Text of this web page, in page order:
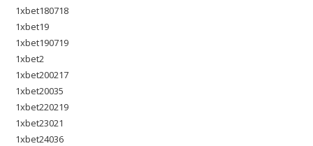
1xbet180718
1xbet19
1xbet190719
1xbet2
1xbet200217
1xbet20035
1xbet220219
1xbet23021
1xbet24036